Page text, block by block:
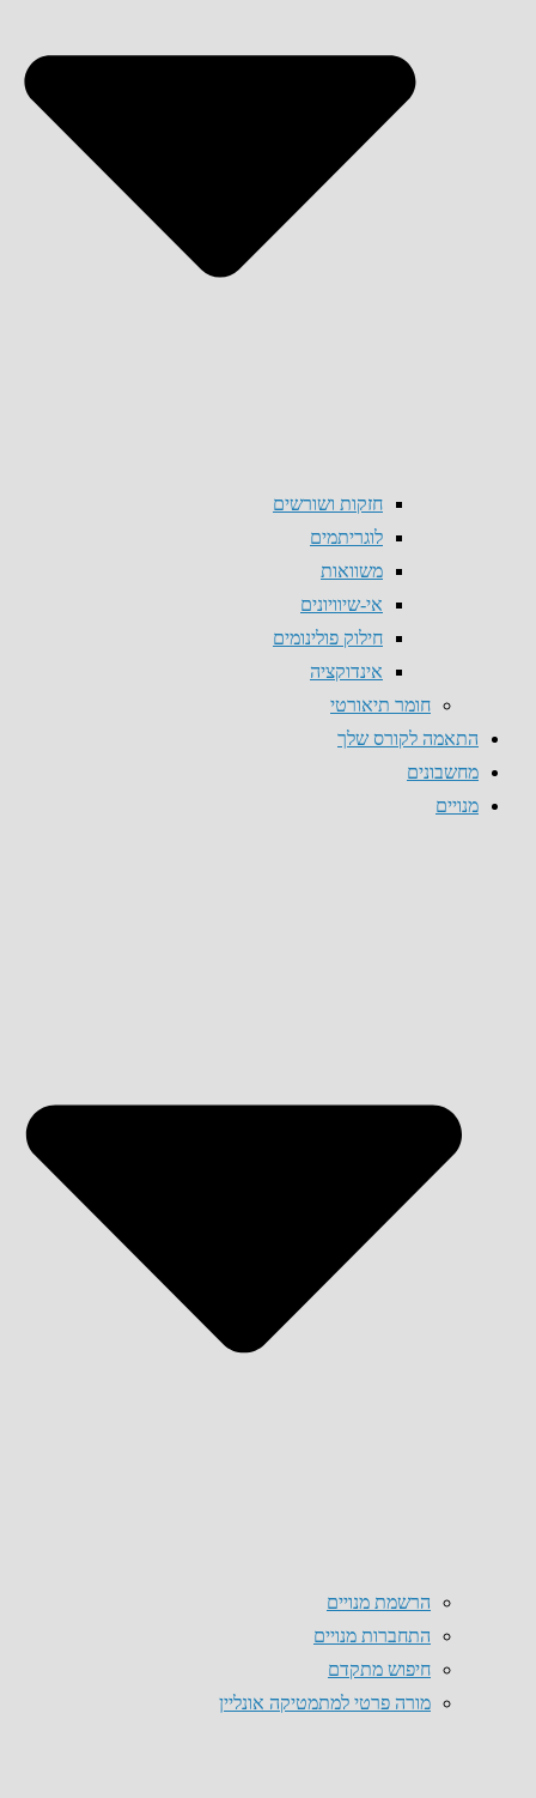
חזקות ושורשים
לוגריתמים
משוואות
אי-שיוויונים
חילוק פולינומים
אינדוקציה
חומר תיאורטי
התאמה לקורס שלך
מחשבונים
מנויים
הרשמת מנויים
התחברות מנויים
חיפוש מתקדם
מורה פרטי למתמטיקה אונליין